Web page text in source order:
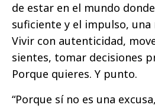
de estar en el mundo
suficiente y el impulso,
Vivir con autenticidad,
sientes, tomar decisiones
Porque quieres. Y punto.
“Porque sí no es una